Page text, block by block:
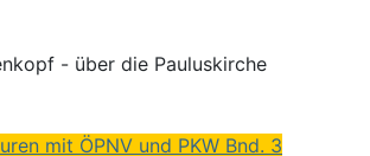
- über die Pauluskirche
mit ÖPNV und PKW Bnd. 3